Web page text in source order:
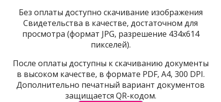
Без оплаты доступно скачивание изображения
Свидетельства в качестве, достаточном для
просмотра (формат JPG, разрешение 434х614
пикселей).
После оплаты доступны к скачиванию документы
в высоком качестве, в формате PDF, A4, 300 DPI.
Дополнительно печатный вариант документов
защищается QR-кодом.